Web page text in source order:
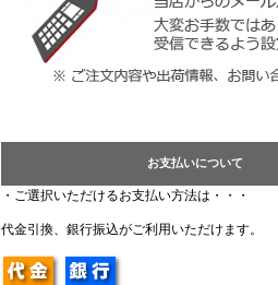
お支払いについて
・ご選択いただけるお支払い方法は・・・
代金引換、銀行振込がご利用いただけます。